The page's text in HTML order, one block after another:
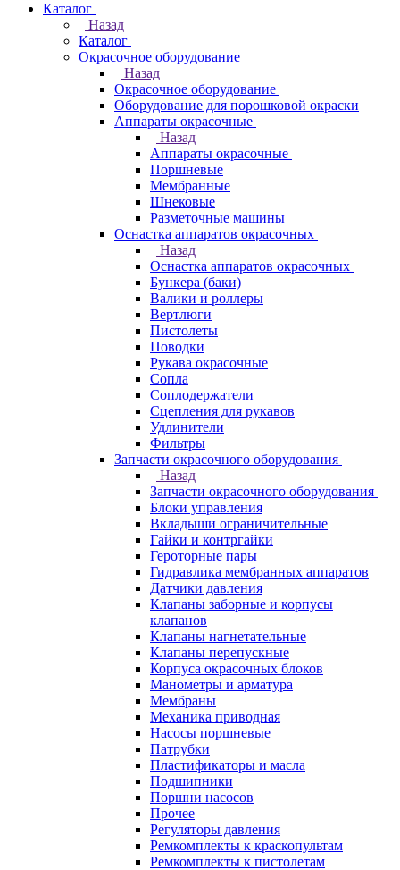
Каталог
Назад
Каталог
Окрасочное оборудование
Назад
Окрасочное оборудование
Оборудование для порошковой окраски
Аппараты окрасочные
Назад
Аппараты окрасочные
Поршневые
Мембранные
Шнековые
Разметочные машины
Оснастка аппаратов окрасочных
Назад
Оснастка аппаратов окрасочных
Бункера (баки)
Валики и роллеры
Вертлюги
Пистолеты
Поводки
Рукава окрасочные
Сопла
Соплодержатели
Сцепления для рукавов
Удлинители
Фильтры
Запчасти окрасочного оборудования
Назад
Запчасти окрасочного оборудования
Блоки управления
Вкладыши ограничительные
Гайки и контргайки
Героторные пары
Гидравлика мембранных аппаратов
Датчики давления
Клапаны заборные и корпусы
клапанов
Клапаны нагнетательные
Клапаны перепускные
Корпуса окрасочных блоков
Манометры и арматура
Мембраны
Механика приводная
Насосы поршневые
Патрубки
Пластификаторы и масла
Подшипники
Поршни насосов
Прочее
Регуляторы давления
Ремкомплекты к краскопультам
Ремкомплекты к пистолетам